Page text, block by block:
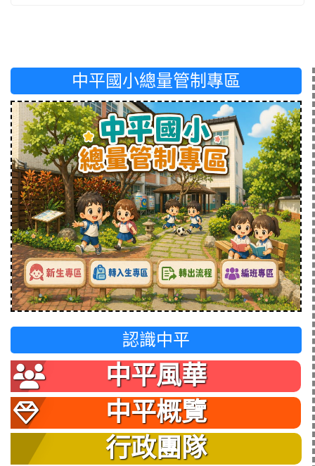
中平國小總量管制專區
認識中平
中平風華
中平概覽
行政團隊